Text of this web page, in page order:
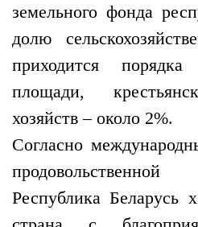
земельного фонда
долю
приходится
площади,
хозяйств – около 2%.
Согласно
Республика Беларусь